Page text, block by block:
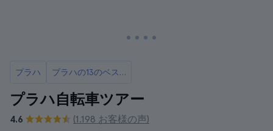
プラハ プラハの13のベストツアーとエクスカーション
プラハ自転車ツアー
4.6
(1.198 お客様の声)